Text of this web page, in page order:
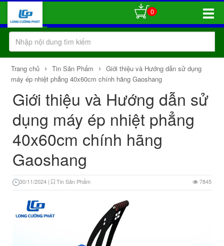
Toggle
0
Trang chủ › Tin Sản Phẩm › Giới thiệu và Hướng dẫn sử dụng
máy ép nhiệt phẳng 40x60cm chính hãng Gaoshang
Giới thiệu và Hướng dẫn sử
dụng máy ép nhiệt phẳng
40x60cm chính hãng
Gaoshang
30/11/2024 | Tin Sản Phẩm 7845